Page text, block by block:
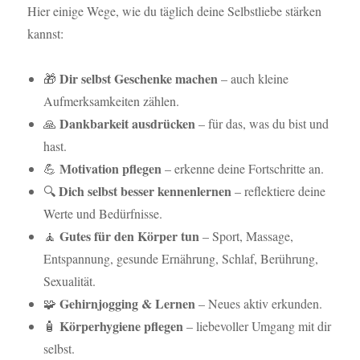
Hier einige Wege, wie du täglich deine Selbstliebe stärken
kannst:
🎁Dir selbst Geschenke machen– auch kleine
Aufmerksamkeiten zählen.
🙏Dankbarkeit ausdrücken– für das, was du bist und
hast.
💪Motivation pflegen– erkenne deine Fortschritte an.
🔍Dich selbst besser kennenlernen– reflektiere deine
Werte und Bedürfnisse.
🧘Gutes für den Körper tun– Sport, Massage,
Entspannung, gesunde Ernährung, Schlaf, Berührung,
Sexualität.
🧩Gehirnjogging & Lernen– Neues aktiv erkunden.
🧴Körperhygiene pflegen– liebevoller Umgang mit dir
selbst.